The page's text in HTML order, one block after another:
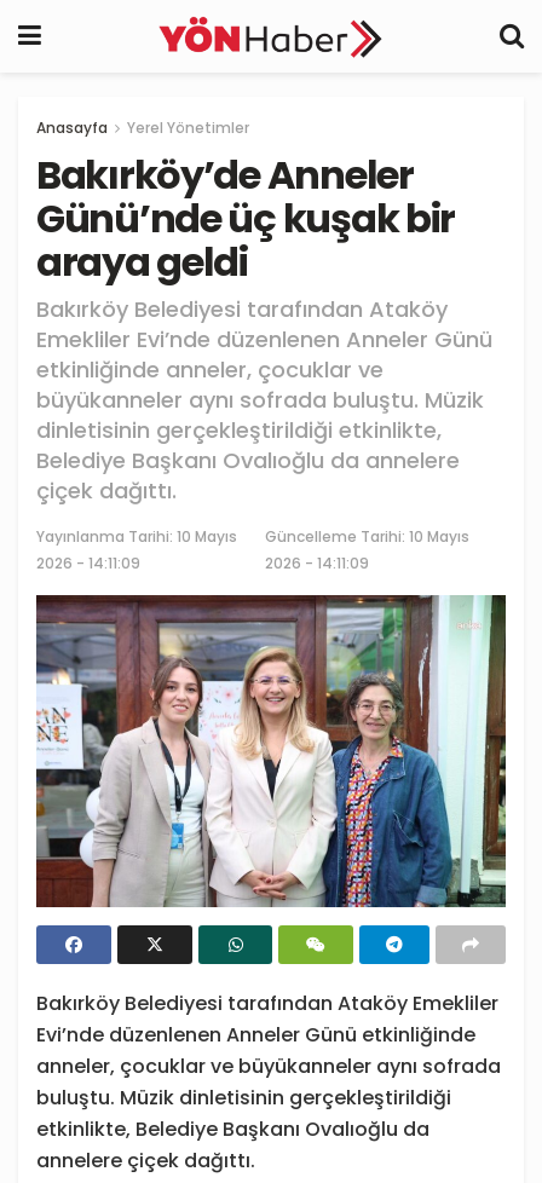
Anasayfa Yerel Yönetimler
Bakırköy’de Anneler
Günü’nde üç kuşak bir
araya geldi
Bakırköy Belediyesi tarafından Ataköy
Emekliler Evi’nde düzenlenen Anneler Günü
etkinliğinde anneler, çocuklar ve
büyükanneler aynı sofrada buluştu. Müzik
dinletisinin gerçekleştirildiği etkinlikte,
Belediye Başkanı Ovalıoğlu da annelere
çiçek dağıttı.
Yayınlanma Tarihi: 10 Mayıs
2026 - 14:11:09
Güncelleme Tarihi: 10 Mayıs
2026 - 14:11:09
Bakırköy Belediyesi tarafından Ataköy Emekliler
Evi’nde düzenlenen Anneler Günü etkinliğinde
anneler, çocuklar ve büyükanneler aynı sofrada
buluştu. Müzik dinletisinin gerçekleştirildiği
etkinlikte, Belediye Başkanı Ovalıoğlu da
annelere çiçek dağıttı.